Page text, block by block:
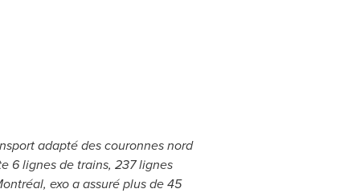
adapté des couronnes nord
6 lignes de trains, 237 lignes
exo a assuré plus de 45